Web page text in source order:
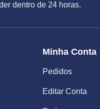
dentro de 24 horas.
Minha Conta
Pedidos
Editar Conta